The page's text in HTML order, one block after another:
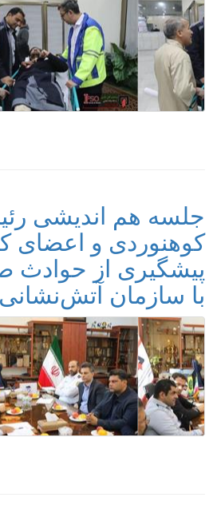
جلسه هم اندیشی
کوهنوردی و اعضای
پیشگیری از حوادث
با سازمان